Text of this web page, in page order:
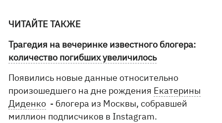
ЧИТАЙТЕ ТАКЖЕ
Трагедия на вечеринке известного блогера:
количество погибших увеличилось
Появились новые данные относительно
произошедшего на дне рождения Екатерины
Диденко - блогера из Москвы, собравшей
миллион подписчиков в Instagram.